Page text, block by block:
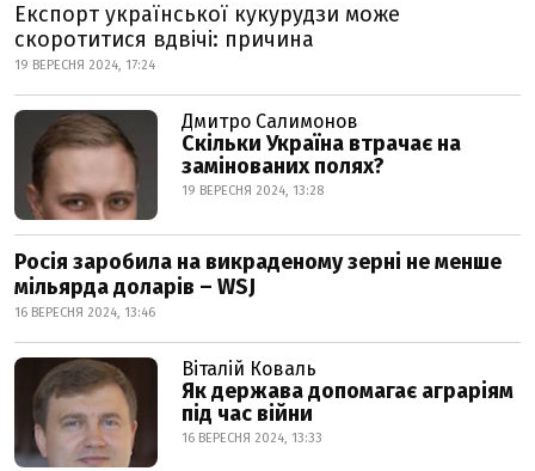
Експорт української кукурудзи може
скоротитися вдвічі: причина
19 ВЕРЕСНЯ 2024, 17:24
Дмитро Салимонов
Скільки Україна втрачає на
замінованих полях?
19 ВЕРЕСНЯ 2024, 13:28
Росія заробила на викраденому зерні не менше
мільярда доларів – WSJ
16 ВЕРЕСНЯ 2024, 13:46
Віталій Коваль
Як держава допомагає аграріям
під час війни
16 ВЕРЕСНЯ 2024, 13:33